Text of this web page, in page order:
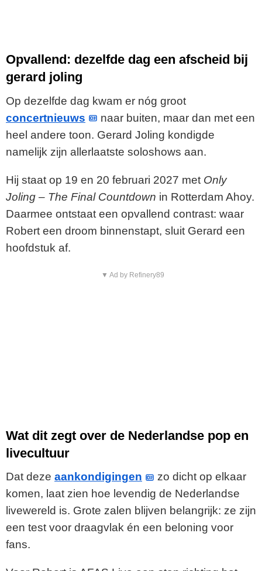
Opvallend: dezelfde dag een afscheid bij
gerard joling
Op dezelfde dag kwam er nóg groot
concertnieuws
naar buiten, maar dan met een
heel andere toon. Gerard Joling kondigde
namelijk zijn allerlaatste soloshows aan.
Hij staat op 19 en 20 februari 2027 met Only
Joling – The Final Countdown in Rotterdam Ahoy.
Daarmee ontstaat een opvallend contrast: waar
Robert een droom binnenstapt, sluit Gerard een
hoofdstuk af.
▼ Ad by Refinery89
Wat dit zegt over de Nederlandse pop en
livecultuur
Dat deze aankondigingen
zo dicht op elkaar
komen, laat zien hoe levendig de Nederlandse
livewereld is. Grote zalen blijven belangrijk: ze zijn
een test voor draagvlak én een beloning voor
fans.